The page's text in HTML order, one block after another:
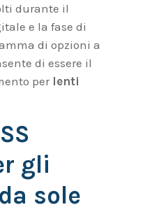
durante il
e la fase di
di opzioni a
di essere il
per lenti
gli
sole